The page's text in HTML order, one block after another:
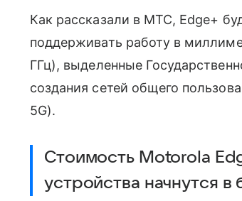
Как рассказали в МТС, Edge+
поддерживать работу в
ГГц), выделенные
создания сетей общего
5G).
Стоимость Motorola
устройства начнутся